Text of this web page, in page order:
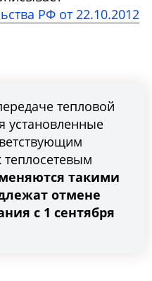
РФ от 22.10.2012
тепловой
установленные
теплосетевым
такими
отмене
с 1 сентября